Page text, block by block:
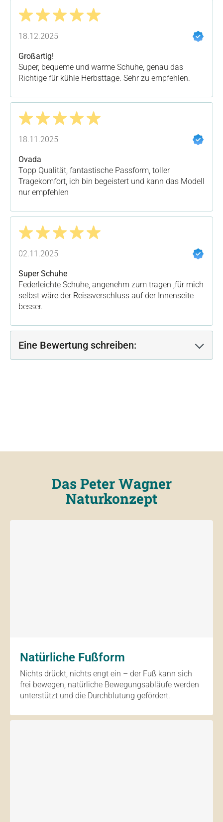
18.12.2025
Großartig!
Super, bequeme und warme Schuhe, genau das
Richtige für kühle Herbsttage. Sehr zu empfehlen.
18.11.2025
Ovada
Topp Qualität, fantastische Passform, toller
Tragekomfort, ich bin begeistert und kann das Modell
nur empfehlen
02.11.2025
Super Schuhe
Federleichte Schuhe, angenehm zum tragen ,für mich
selbst wäre der Reissverschluss auf der Innenseite
besser.
Eine Bewertung schreiben:
Das Peter Wagner
Naturkonzept
Natürliche Fußform
Nichts drückt, nichts engt ein – der Fuß kann sich
frei bewegen, natürliche Bewegungsabläufe werden
unterstützt und die Durchblutung gefördert.